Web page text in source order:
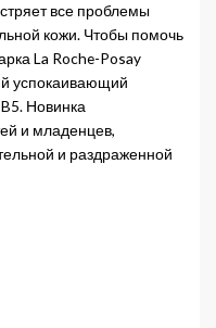
все проблемы
кожи. Чтобы помочь
La Roche-Posay
успокаивающий
Новинка
и младенцев,
и раздраженной